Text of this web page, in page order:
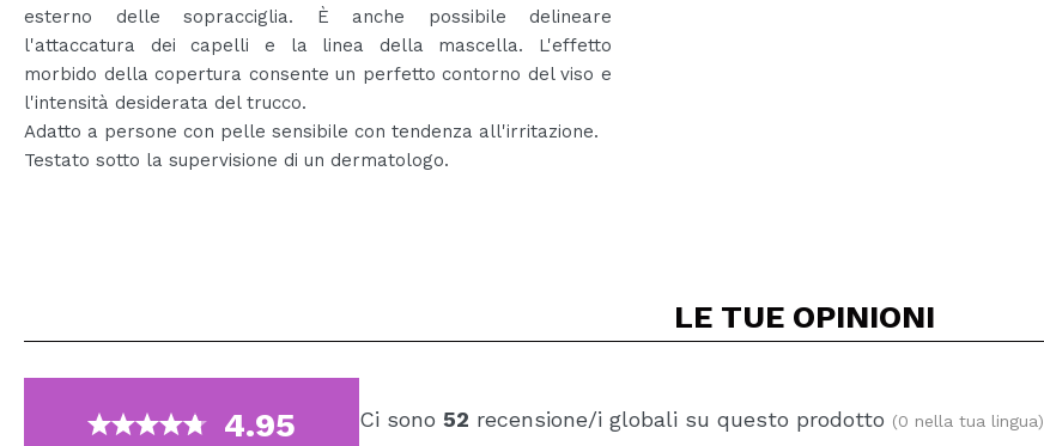
esterno delle sopracciglia. È anche possibile delineare
l'attaccatura dei capelli e la linea della mascella. L'effetto
morbido della copertura consente un perfetto contorno del viso e
l'intensità desiderata del trucco.
Adatto a persone con pelle sensibile con tendenza all'irritazione.
Testato sotto la supervisione di un dermatologo.
LE TUE OPINIONI
4.95 Ci sono 52 recensione/i globali su questo prodotto (0 nella tua lingua)